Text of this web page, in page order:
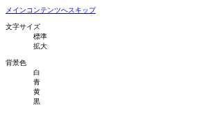
メインコンテンツへスキップ
文字サイズ
標準
拡大
背景色
白
青
黄
黒